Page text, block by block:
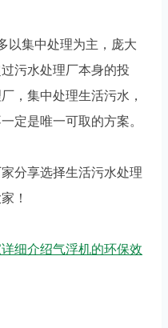
集中处理为主，庞大
污水处理厂本身的投
，集中处理生活污水，
定是唯一可取的方案。
分享选择生活污水处理
！
细介绍气浮机的环保效